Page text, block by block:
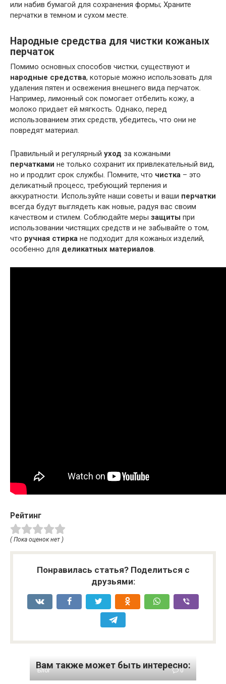
или набив бумагой для сохранения формы; Храните
перчатки в темном и сухом месте.
Народные средства для чистки кожаных
перчаток
Помимо основных способов чистки, существуют и
народные средства, которые можно использовать для
удаления пятен и освежения внешнего вида перчаток.
Например, лимонный сок помогает отбелить кожу, а
молоко придает ей мягкость. Однако, перед
использованием этих средств, убедитесь, что они не
повредят материал.
Правильный и регулярный уход за кожаными
перчатками не только сохранит их привлекательный вид,
но и продлит срок службы. Помните, что чистка – это
деликатный процесс, требующий терпения и
аккуратности. Используйте наши советы и ваши перчатки
всегда будут выглядеть как новые, радуя вас своим
качеством и стилем. Соблюдайте меры защиты при
использовании чистящих средств и не забывайте о том,
что ручная стирка не подходит для кожаных изделий,
особенно для деликатных материалов.
Рейтинг
( Пока оценок нет )
Понравилась статья? Поделиться с
друзьями:
Вам также может быть интересно:
Блог 0